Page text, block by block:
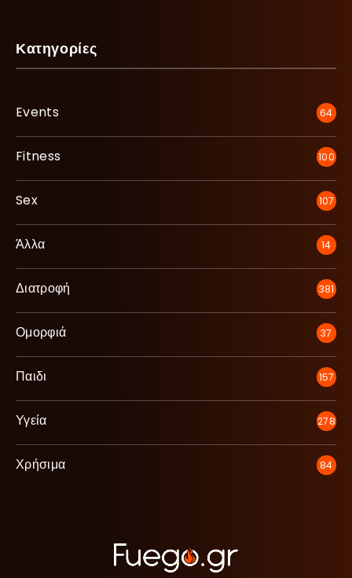
Κατηγορίες
Events 64
Fitness 100
Sex 107
Άλλα 14
Διατροφή 381
Ομορφιά 37
Παιδι 157
Υγεία 278
Χρήσιμα 84